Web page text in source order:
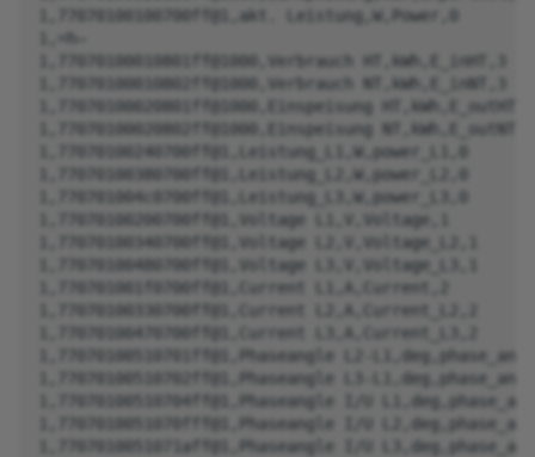
1,77070100100700ff@1,akt. Leistung,W,Power,0
1,=h—
1,77070100010801ff@1000,Verbrauch HT,kWh,E_inHT,3
1,77070100010802ff@1000,Verbrauch NT,kWh,E_inNT,3
1,77070100020801ff@1000,Einspeisung HT,kWh,E_outHT,3
1,77070100020802ff@1000,Einspeisung NT,kWh,E_outNT,3
1,77070100240700ff@1,Leistung_L1,W,power_L1,0
1,77070100380700ff@1,Leistung_L2,W,power_L2,0
1,770701004c0700ff@1,Leistung_L3,W,power_L3,0
1,77070100200700ff@1,Voltage L1,V,Voltage,1
1,77070100340700ff@1,Voltage L2,V,Voltage_L2,1
1,77070100480700ff@1,Voltage L3,V,Voltage_L3,1
1,770701001f0700ff@1,Current L1,A,Current,2
1,77070100330700ff@1,Current L2,A,Current_L2,2
1,77070100470700ff@1,Current L3,A,Current_L3,2
1,77070100510701ff@1,Phaseangle L2-
1,77070100510702ff@1,Phaseangle L3-
1,77070100510704ff@1,Phaseangle I/U
1,7707010051070fff@1,Phaseangle I/U
1,7707010051071aff@1,Phaseangle I/U